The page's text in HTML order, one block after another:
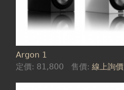
Argon 1
定價: 81,800 售價:線上詢價